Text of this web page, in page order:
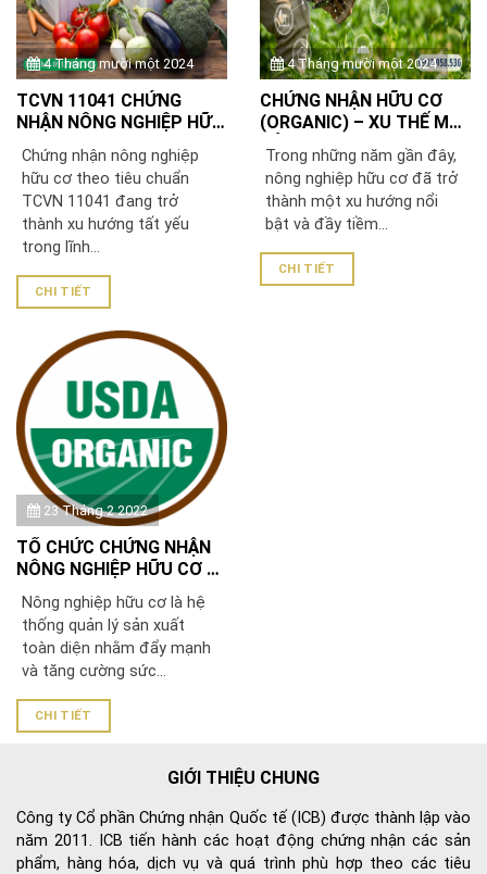
4 Tháng mười một 2024
TCVN 11041 CHỨNG
NHẬN NÔNG NGHIỆP HỮU
Chứng nhận nông nghiệp
hữu cơ theo tiêu chuẩn
TCVN 11041 đang trở
thành xu hướng tất yếu
trong lĩnh...
CHI TIẾT
4 Tháng mười một 2024
CHỨNG NHẬN HỮU CƠ
(ORGANIC) – XU THẾ MỚI
CỦA NÔNG NGHIỆP VIỆT
Trong những năm gần đây,
nông nghiệp hữu cơ đã trở
thành một xu hướng nổi
bật và đầy tiềm...
CHI TIẾT
23 Tháng 2 2022
TỔ CHỨC CHỨNG NHẬN
NÔNG NGHIỆP HỮU CƠ –
Nông nghiệp hữu cơ là hệ
thống quản lý sản xuất
toàn diện nhằm đẩy mạnh
và tăng cường sức...
CHI TIẾT
GIỚI THIỆU CHUNG
Công ty Cổ phần Chứng nhận Quốc tế (ICB) được thành lập vào
năm 2011. ICB tiến hành các hoạt động chứng nhận các sản
phẩm, hàng hóa, dịch vụ và quá trình phù hợp theo các tiêu